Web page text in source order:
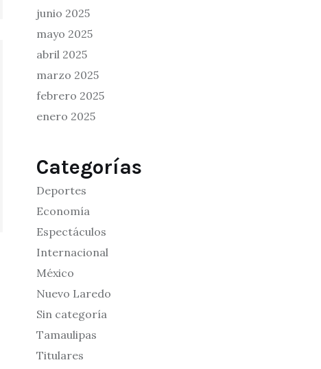
junio 2025
mayo 2025
abril 2025
marzo 2025
febrero 2025
enero 2025
Categorías
Deportes
Economía
Espectáculos
Internacional
México
Nuevo Laredo
Sin categoría
Tamaulipas
Titulares